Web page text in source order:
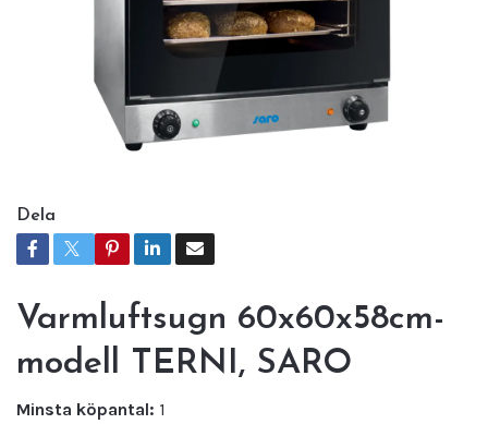
Dela
Varmluftsugn 60x60x58cm-
modell TERNI, SARO
Minsta köpantal: 1